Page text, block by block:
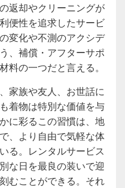
返却やクリーニングが
便性を追求したサービ
変化や不測のアクシデ
、補償・アフターサポ
料の一つだと言える。
家族や友人、お世話に
着物は特別な価値を与
に彩るこの習慣は、地
、より自由で気軽な体
る。レンタルサービス
な日を最良の装いで迎
むことができる。それ